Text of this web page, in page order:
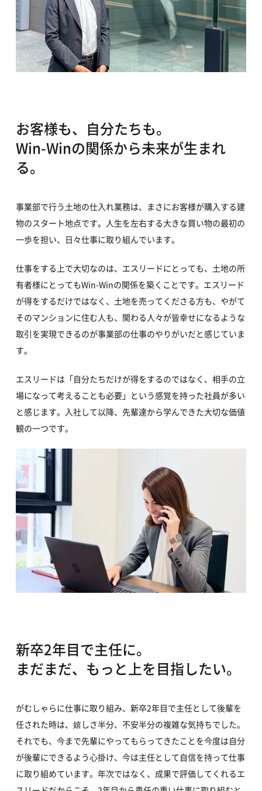
お客様も、自分たちも。
Win-Winの関係から未来が生まれ
る。
事業部で行う土地の仕入れ業務は、まさにお客様が購入する建
物のスタート地点です。人生を左右する大きな買い物の最初の
一歩を担い、日々仕事に取り組んでいます。
仕事をする上で大切なのは、エスリードにとっても、土地の所
有者様にとってもWin-Winの関係を築くことです。エスリード
が得をするだけではなく、土地を売ってくださる方も、やがて
そのマンションに住む人も、関わる人々が皆幸せになるような
取引を実現できるのが事業部の仕事のやりがいだと感じていま
す。
エスリードは「自分たちだけが得をするのではなく、相手の立
場になって考えることも必要」という感覚を持った社員が多い
と感じます。入社して以降、先輩達から学んできた大切な価値
観の一つです。
新卒2年目で主任に。
まだまだ、もっと上を目指したい。
がむしゃらに仕事に取り組み、新卒2年目で主任として後輩を
任された時は、嬉しさ半分、不安半分の複雑な気持ちでした。
それでも、今まで先輩にやってもらってきたことを今度は自分
が後輩にできるよう心掛け、今は主任として自信を持って仕事
に取り組めています。年次ではなく、成果で評価してくれるエ